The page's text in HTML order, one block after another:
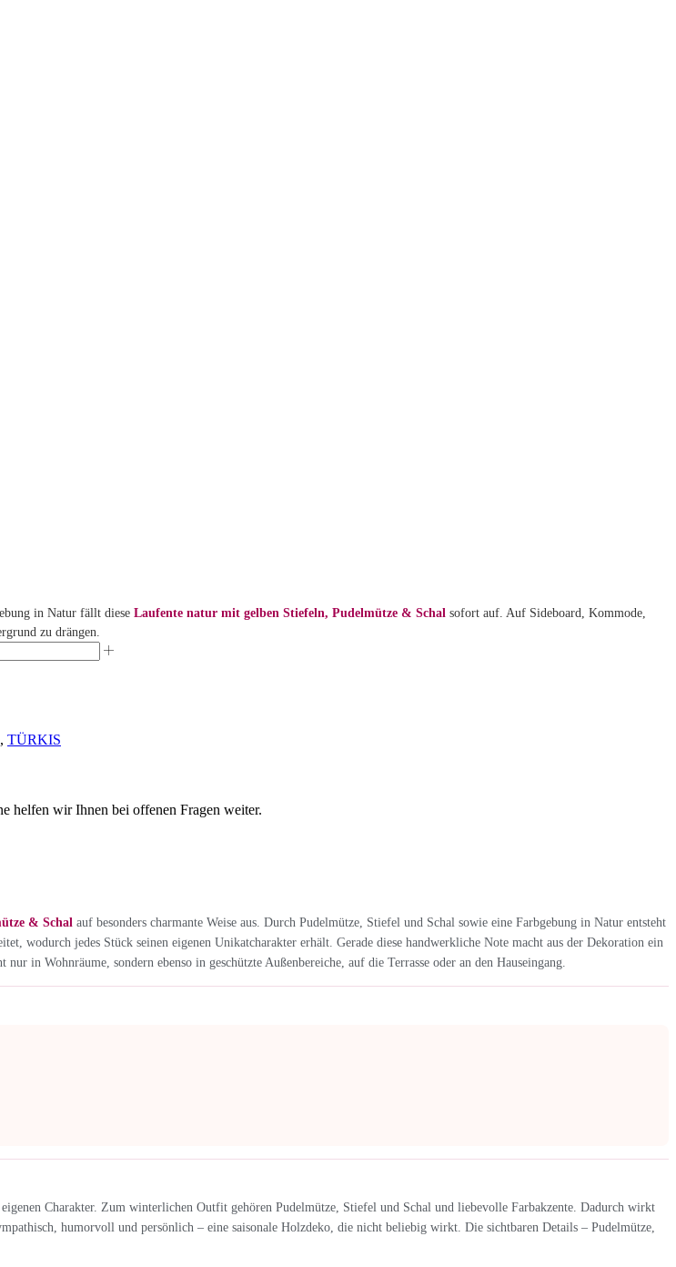
in Natur fällt diese Laufente natur mit gelben Stiefeln, Pudelmütze & Schal sofort auf. Auf Sideboard, Kommode,
zu drängen.
, TÜRKIS
helfen wir Ihnen bei offenen Fragen weiter.
& Schal auf besonders charmante Weise aus. Durch Pudelmütze, Stiefel und Schal sowie eine Farbgebung in Natur entsteht
wodurch jedes Stück seinen eigenen Unikatcharakter erhält. Gerade diese handwerkliche Note macht aus der Dekoration ein
in Wohnräume, sondern ebenso in geschützte Außenbereiche, auf die Terrasse oder an den Hauseingang.
Charakter. Zum winterlichen Outfit gehören Pudelmütze, Stiefel und Schal und liebevolle Farbakzente. Dadurch wirkt
humorvoll und persönlich – eine saisonale Holzdeko, die nicht beliebig wirkt. Die sichtbaren Details – Pudelmütze,